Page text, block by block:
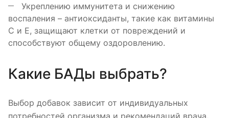
Укреплению иммунитета и снижению
воспаления – антиоксиданты, такие как витамины
C и E, защищают клетки от повреждений и
способствуют общему оздоровлению.
Какие БАДы выбрать?
Выбор добавок зависит от индивидуальных
потребностей организма и рекомендаций врача.